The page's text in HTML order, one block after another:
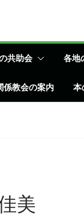
共助会 各地
係教会の案内 本
美